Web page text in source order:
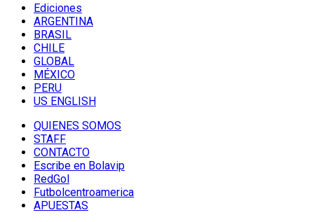
Ediciones
ARGENTINA
BRASIL
CHILE
GLOBAL
MÉXICO
PERU
US ENGLISH
QUIENES SOMOS
STAFF
CONTACTO
Escribe en Bolavip
RedGol
Futbolcentroamerica
APUESTAS